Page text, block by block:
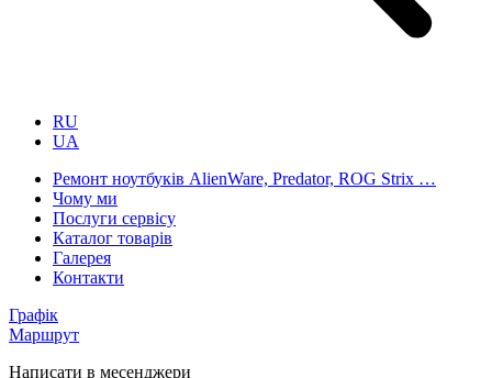
RU
UA
Ремонт ноутбуків AlienWare, Predator, ROG Strix …
Чому ми
Послуги сервісу
Каталог товарів
Галерея
Контакти
Графік
Маршрут
Написати в месенджери